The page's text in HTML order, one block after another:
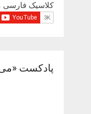
کلاسیک فارسی
پادکست